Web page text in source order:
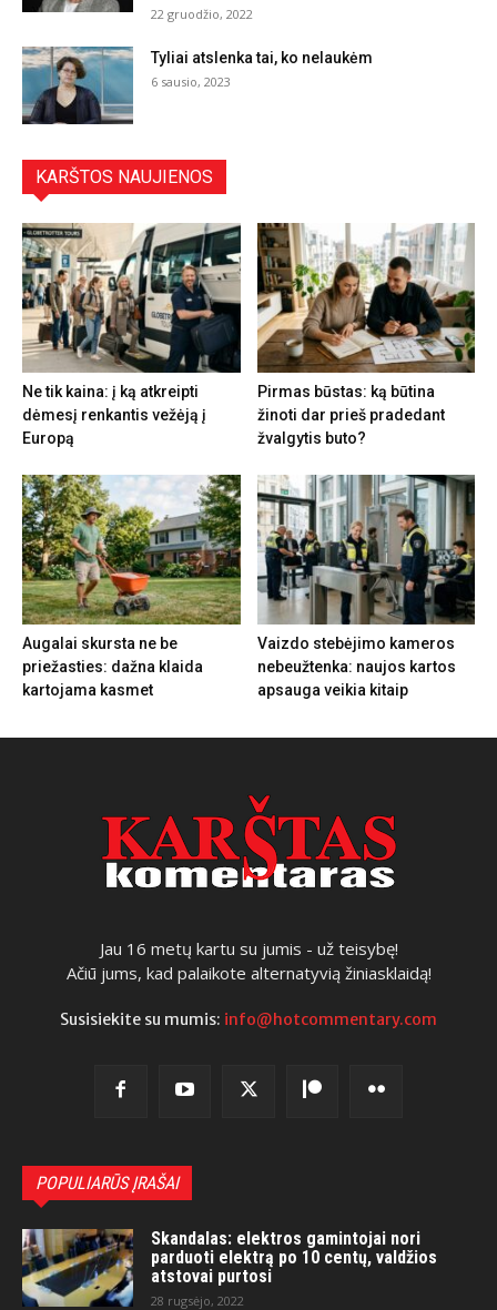
22 gruodžio, 2022
Tyliai atslenka tai, ko nelaukėm
6 sausio, 2023
KARŠTOS NAUJIENOS
Ne tik kaina: į ką atkreipti
dėmesį renkantis vežėją į
Europą
Pirmas būstas: ką būtina
žinoti dar prieš pradedant
žvalgytis buto?
Augalai skursta ne be
priežasties: dažna klaida
kartojama kasmet
Vaizdo stebėjimo kameros
nebeužtenka: naujos kartos
apsauga veikia kitaip
Jau 16 metų kartu su jumis - už teisybę!
Ačiū jums, kad palaikote alternatyvią žiniasklaidą!
Susisiekite su mumis: info@hotcommentary.com
POPULIARŪS ĮRAŠAI
Skandalas: elektros gamintojai nori
parduoti elektrą po 10 centų, valdžios
atstovai purtosi
28 rugsėjo, 2022